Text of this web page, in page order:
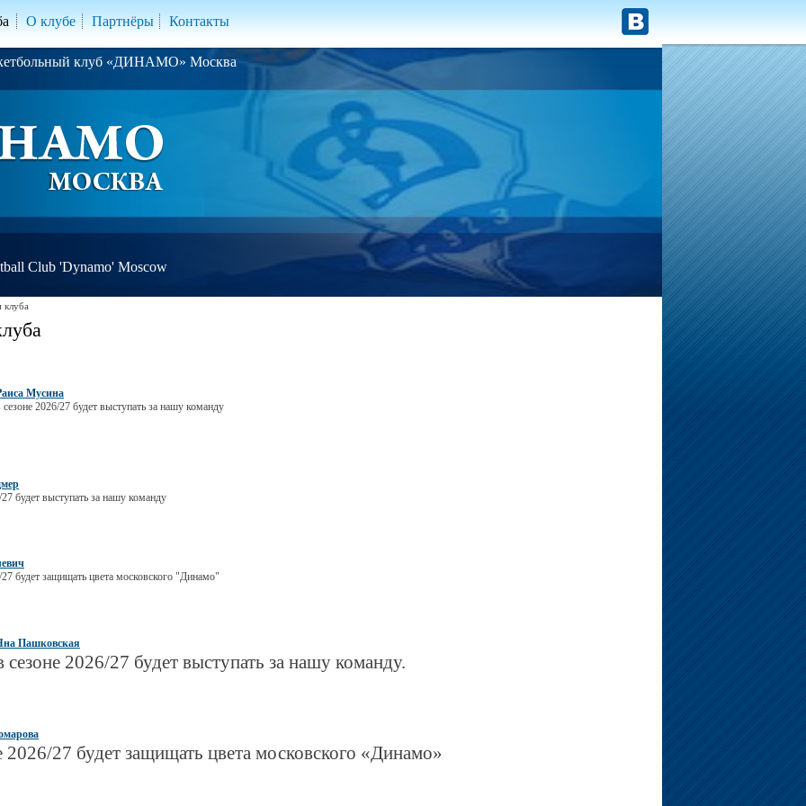
О клубе Партнёры Контакты
клуб «ДИНАМО» Москва
Club 'Dynamo' Moscow
клуба
Мусина
сезоне 2026/27 будет выступать за нашу команду
будет выступать за нашу команду
27 будет защищать цвета московского "Динамо"
Пашковская
сезоне 2026/27 будет выступать за нашу команду.
2026/27 будет защищать цвета московского «Динамо»